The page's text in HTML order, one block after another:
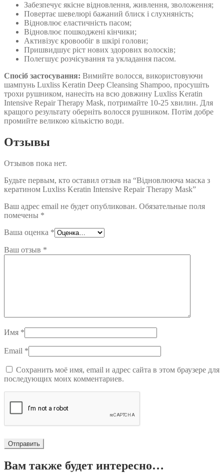
Забезпечує якісне відновлення, живлення, зволоження;
Повертає шевелюрі бажаний блиск і слухняність;
Відновлює еластичність пасом;
Відновлює пошкоджені кінчики;
Активізує кровообіг в шкірі голови;
Пришвидшує ріст нових здорових волосків;
Полегшує розчісування та укладання пасом.
Спосіб застосування: Вимийте волосся, використовуючи
шампунь Luxliss Keratin Deep Cleansing Shampoo, просушіть
трохи рушником, нанесіть на всю довжину Luxliss Keratin
Intensive Repair Therapy Mask, потримайте 10-25 хвилин. Для
кращого результату оберніть волосся рушником. Потім добре
промийте великою кількістю води.
Отзывы
Отзывов пока нет.
Будьте первым, кто оставил отзыв на “Відновлююча маска з
кератином Luxliss Keratin Intensive Repair Therapy Mask”
Ваш адрес email не будет опубликован. Обязательные поля
помечены *
Ваша оценка *
Ваш отзыв *
Имя *
Email *
Сохранить моё имя, email и адрес сайта в этом браузере для
последующих моих комментариев.
Вам также будет интересно…